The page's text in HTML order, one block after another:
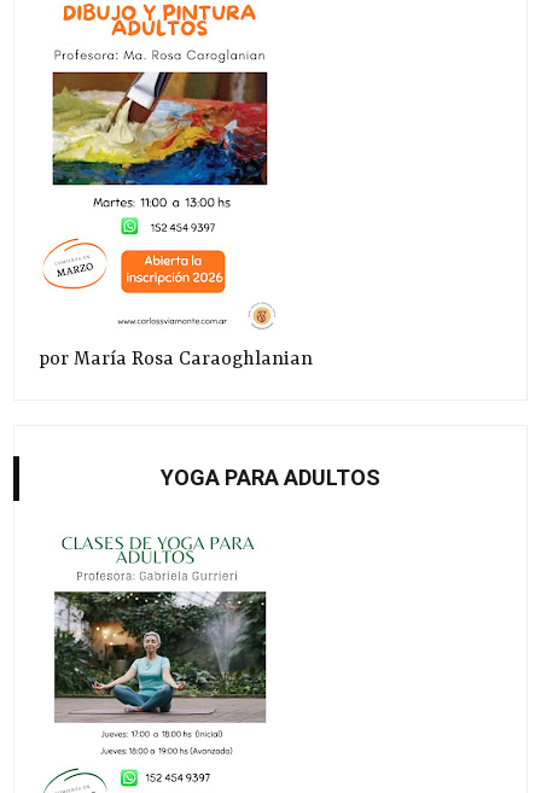
por María Rosa Caraoghlanian
YOGA PARA ADULTOS